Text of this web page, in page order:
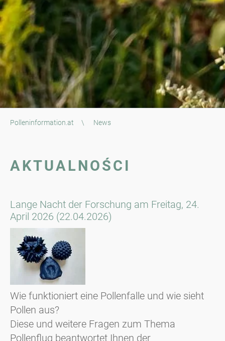
Polleninformation.at \ News
AKTUALNOŚCI
Lange Nacht der Forschung am Freitag, 24.
April 2026 (22.04.2026)
Wie funktioniert eine Pollenfalle und wie sieht
Pollen aus?
Diese und weitere Fragen zum Thema
Pollenflug beantwortet Ihnen der